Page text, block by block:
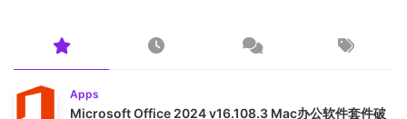
Apps
Microsoft Office 2024 v16.108.3 Mac办公软件套件破